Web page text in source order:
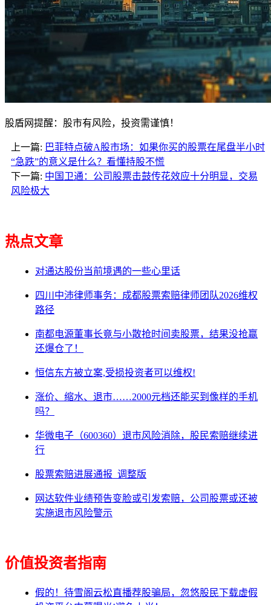
股盾网提醒：股市有风险，投资需谨慎！
上一篇: 巴菲特点破A股市场：如果你买的股票在尾盘半小时
“急跌”的意义是什么？看懂持股不慌
下一篇: 中国卫通：公司股票击鼓传花效应十分明显，交易
风险极大
热点文章
对通达股份当前境遇的一些心里话
四川中沛律师事务：成都股票索赔律师团队2026维权
路径
南都电源董事长竟与小散抢时间卖股票，结果没抢赢
还爆仓了！
恒信东方被立案,受损投资者可以维权!
涨价、缩水、退市……2000元档还能买到像样的手机
吗？
华微电子（600360）退市风险消除，股民索赔继续进
行
股票索赔进展通报_调整版
网达软件业绩预告变脸或引发索赔，公司股票或还被
实施退市风险警示
价值投资者指南
假的！待雪阁云松直播荐股骗局，忽悠股民下载虚假